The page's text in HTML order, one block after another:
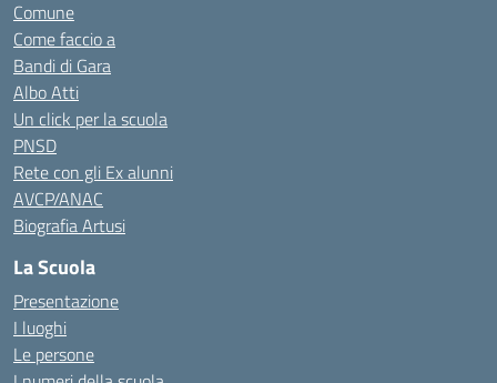
Comune
Come faccio a
Bandi di Gara
Albo Atti
Un click per la scuola
PNSD
Rete con gli Ex alunni
AVCP/ANAC
Biografia Artusi
La Scuola
Presentazione
I luoghi
Le persone